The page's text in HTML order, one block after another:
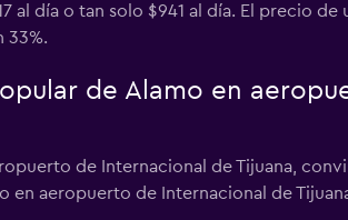
al día o tan solo $941 al día. El precio
33%.
de Alamo en
de Internacional de Tijuana,
en aeropuerto de Internacional de